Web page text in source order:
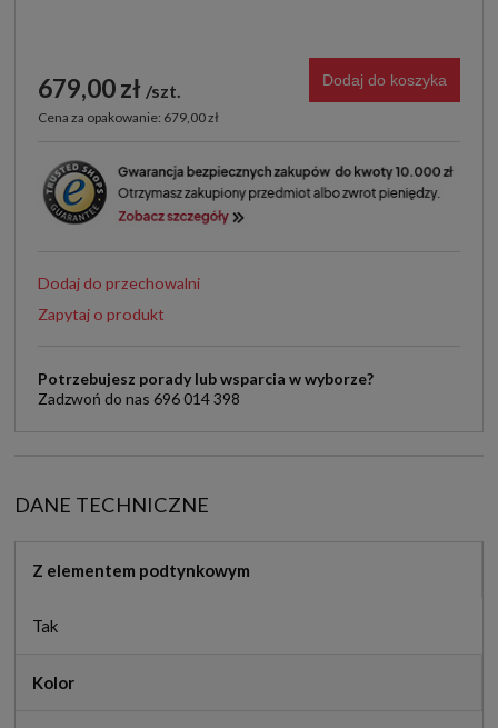
679,00 zł szt.
Cena za opakowanie: 679,00 zł
Dodaj do koszyka
Dodaj do przechowalni
Zapytaj o produkt
Potrzebujesz porady lub wsparcia w wyborze?
Zadzwoń do nas 696 014 398
DANE TECHNICZNE
Z elementem podtynkowym
Tak
Kolor